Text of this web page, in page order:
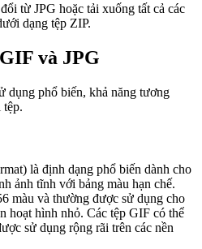
từ JPG hoặc tải xuống tất cả các
dạng tệp ZIP.
và JPG
dụng phổ biến, khả năng tương
tệp.
là định dạng phổ biến dành cho
ảnh tĩnh với bảng màu hạn chế.
màu và thường được sử dụng cho
hoạt hình nhỏ. Các tệp GIF có thể
sử dụng rộng rãi trên các nền